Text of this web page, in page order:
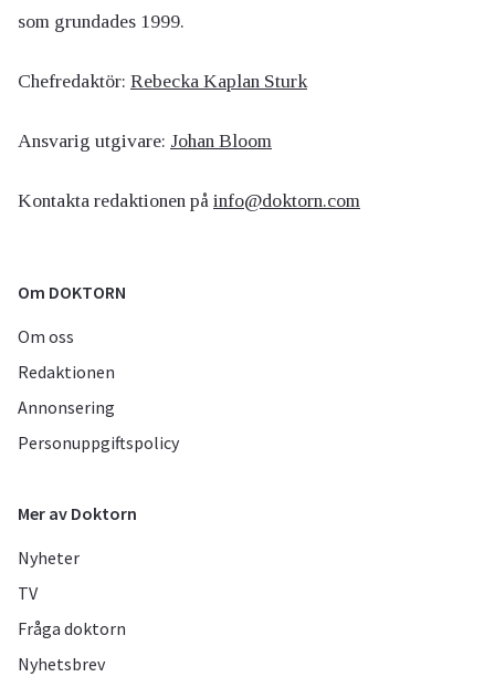
som grundades 1999.
Chefredaktör: Rebecka Kaplan Sturk
Ansvarig utgivare: Johan Bloom
Kontakta redaktionen på info@doktorn.com
Om DOKTORN
Om oss
Redaktionen
Annonsering
Personuppgiftspolicy
Mer av Doktorn
Nyheter
TV
Fråga doktorn
Nyhetsbrev